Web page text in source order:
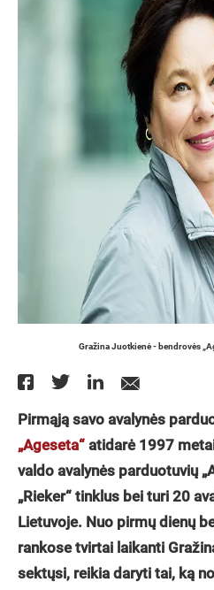
Gražina Juotkienė - bendrovės
Pirmąją savo avalynės
„Ageseta“ atidarė 1997
valdo avalynės parduotuvių
„Rieker“ tinklus bei turi 20
Lietuvoje. Nuo pirmų dienų
rankose tvirtai laikanti
sektųsi, reikia daryti tai, ką